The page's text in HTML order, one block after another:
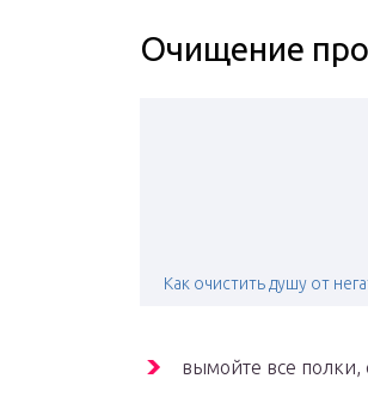
Очищение
Как очистить душу от
вымойте все полки,